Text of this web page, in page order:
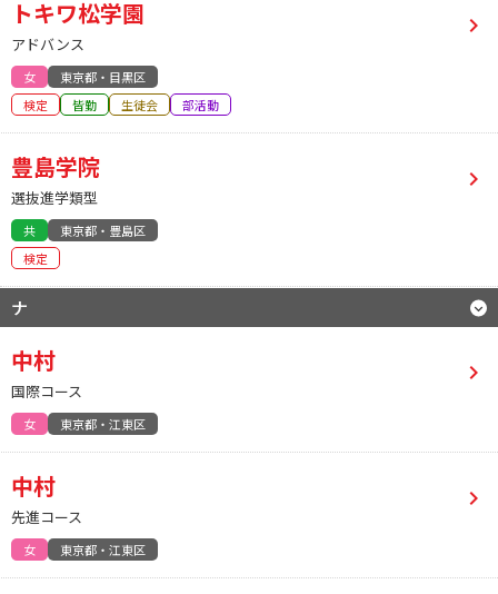
トキワ松学園
アドバンス
女
東京都・目黒区
検定
皆勤 生徒会 部活動
豊島学院
選抜進学類型
共
東京都・豊島区
検定
ナ
中村
国際コース
女 東京都・江東区
中村
先進コース
女 東京都・江東区